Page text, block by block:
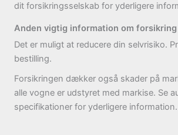
dit forsikringsselskab for yderligere
Anden vigtig information om forsikring
Det er muligt at reducere din selvrisiko.
bestilling.
Forsikringen dækker også skader på
alle vogne er udstyret med markise. Se
specifikationer for yderligere information.